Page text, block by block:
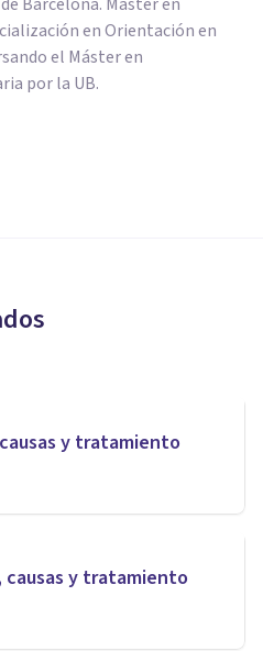
en Orientación en
el Máster en
por la UB.
y tratamiento
y tratamiento